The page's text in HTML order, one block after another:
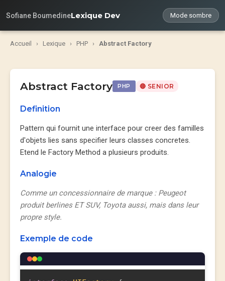
Sofiane BoumedineLexique Dev Mode sombre
Accueil › Lexique › PHP › Abstract Factory
Abstract Factory PHP 🔴 SENIOR
Definition
Pattern qui fournit une interface pour creer des familles
d'objets lies sans specifier leurs classes concretes.
Etend le Factory Method a plusieurs produits.
Analogie
Comme un concessionnaire de marque : Peugeot
produit berlines ET SUV, Toyota aussi, mais dans leur
propre style.
Exemple de code